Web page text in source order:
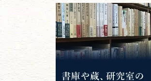
心理学・倫理学
仏教書
神道・神社仏閣
イスラム教